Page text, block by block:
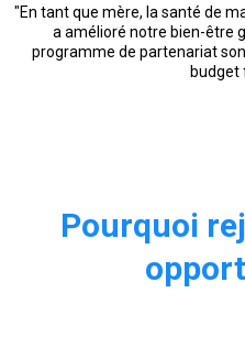
"En tant que mère, la santé de
a amélioré notre bien-être
programme de partenariat
budget
Pourquoi